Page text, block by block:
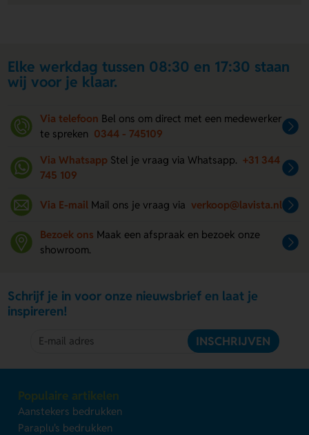
Elke werkdag tussen 08:30 en 17:30 staan
wij voor je klaar.
Via telefoon Bel ons om direct met een medewerker
te spreken 0344 - 745109
Via Whatsapp Stel je vraag via Whatsapp. +31 344
745 109
Via E-mail Mail ons je vraag via verkoop@lavista.nl
Bezoek ons Maak een afspraak en bezoek onze
showroom.
Schrijf je in voor onze nieuwsbrief en laat je
inspireren!
INSCHRIJVEN
Populaire artikelen
Aanstekers bedrukken
Paraplu's bedrukken